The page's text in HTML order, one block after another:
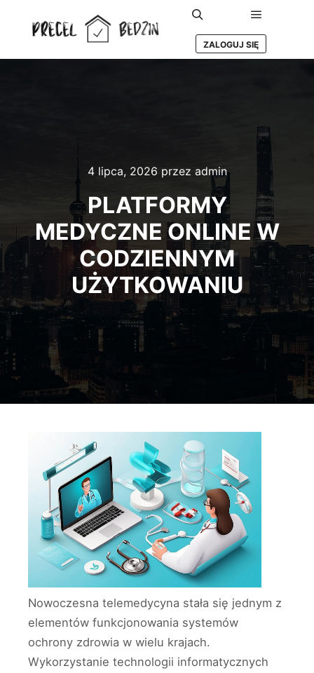
Szukaj Główne
ZALOGUJ SIĘ
4 lipca, 2026 przez admin
PLATFORMY
MEDYCZNE ONLINE W
CODZIENNYM
UŻYTKOWANIU
Nowoczesna telemedycyna stała się jednym z
elementów funkcjonowania systemów
ochrony zdrowia w wielu krajach.
Wykorzystanie technologii informatycznych